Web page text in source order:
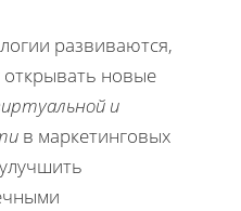
развиваются,
новые
и
в маркетинговых